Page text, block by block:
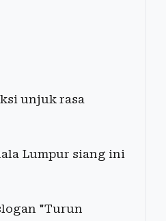
unjuk rasa
Lumpur siang ini
"Turun